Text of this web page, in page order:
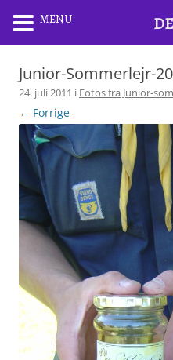
Junior-Sommerlejr-
24. juli 2011 i Fotos fra Junior-
← Forrige
MENU